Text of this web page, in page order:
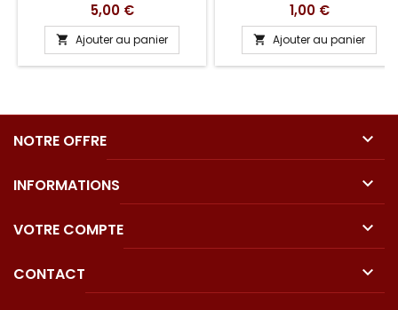
Prix
5,00 €
 Ajouter au panier
Prix
1,00 €
 Ajouter au panier
NOTRE OFFRE 
INFORMATIONS 
VOTRE COMPTE 
CONTACT 